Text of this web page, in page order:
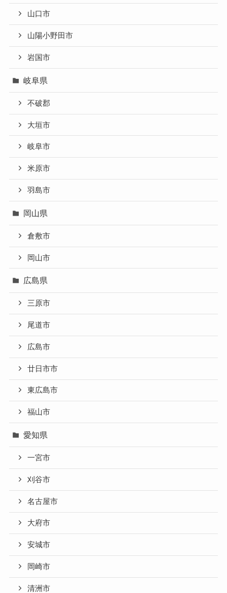
山口市
山陽小野田市
岩国市
岐阜県
不破郡
大垣市
岐阜市
米原市
羽島市
岡山県
倉敷市
岡山市
広島県
三原市
尾道市
広島市
廿日市市
東広島市
福山市
愛知県
一宮市
刈谷市
名古屋市
大府市
安城市
岡崎市
清洲市